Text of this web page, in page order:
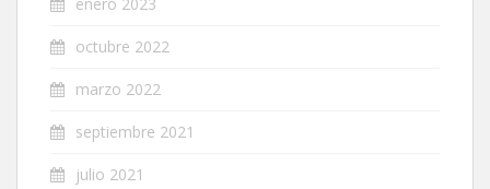
octubre 2022
marzo 2022
septiembre 2021
julio 2021